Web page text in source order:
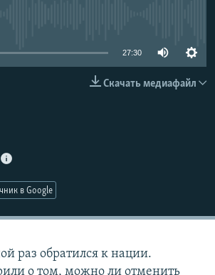
27:30
Скачать медиафайл
в Google
раз обратился к нации.
о том, можно ли отменить